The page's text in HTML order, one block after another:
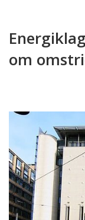
om